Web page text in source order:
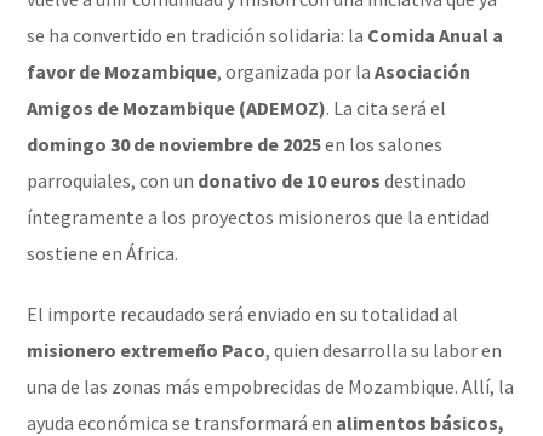
se ha convertido en tradición solidaria: la Comida Anual a
favor de Mozambique, organizada por laAsociación
Amigos de Mozambique (ADEMOZ). La cita será el
domingo 30 de noviembre de 2025en los salones
parroquiales, con un donativo de 10 euros destinado
íntegramente a los proyectos misioneros que la entidad
sostiene en África.
El importe recaudado será enviado en su totalidad al
misionero extremeño Paco, quien desarrolla su labor en
una de las zonas más empobrecidas de Mozambique. Allí, la
ayuda económica se transformará en alimentos básicos,